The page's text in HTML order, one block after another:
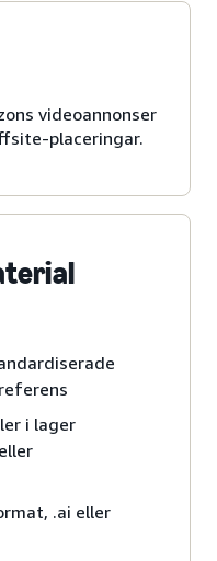
videoannonser
placeringar.
i lager
.ai eller